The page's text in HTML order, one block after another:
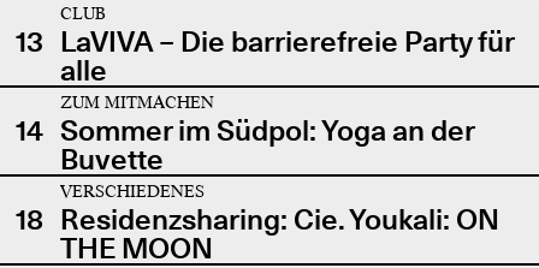
13
CLUB
LaVIVA – Die barrierefreie Party für
alle
14
ZUM MITMACHEN
Sommer im Südpol: Yoga an der
Buvette
18
VERSCHIEDENES
Residenzsharing: Cie. Youkali: ON
THE MOON